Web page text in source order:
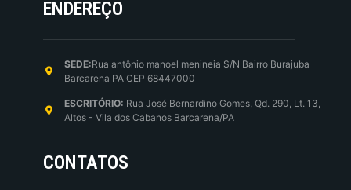
ENDEREÇO
SEDE:Rua antônio manoel menineia S/N Bairro Burajuba
Barcarena PA CEP 68447000
ESCRITÓRIO: Rua José Bernardino Gomes, Qd. 290, Lt. 13,
Altos - Vila dos Cabanos Barcarena/PA
CONTATOS